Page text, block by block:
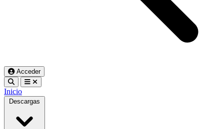
Acceder
Inicio
Descargas